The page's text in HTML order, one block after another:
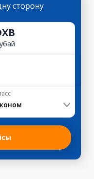
сторону